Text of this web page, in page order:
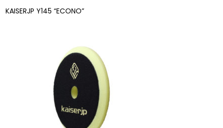
KAISERJP Y145 “ECONO”